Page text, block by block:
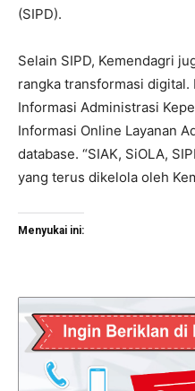
(SIPD).
Selain SIPD, Kemendagri
rangka transformasi
Informasi Administrasi
Informasi Online Layanan
database. “SIAK, SiOLA,
yang terus dikelola oleh
Menyukai ini: